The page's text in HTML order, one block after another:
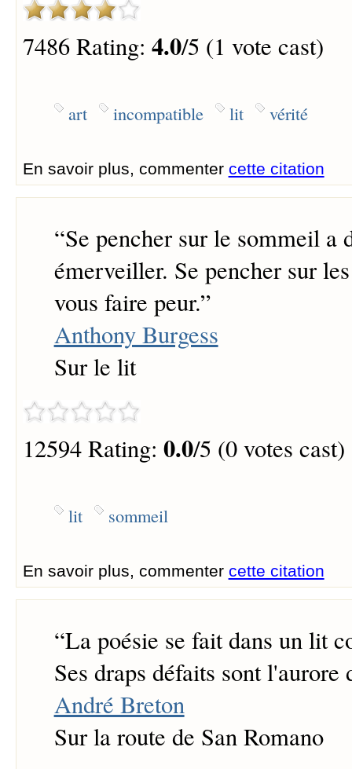
7486 Rating: 4.0/5 (1 vote cast)
art incompatible lit vérité
En savoir plus, commenter cette citation
“Se pencher sur le sommeil a
émerveiller. Se pencher sur
vous faire peur.”
Anthony Burgess
Sur le lit
12594 Rating: 0.0/5 (0 votes cast)
lit sommeil
En savoir plus, commenter cette citation
“La poésie se fait dans un lit
Ses draps défaits sont l'aurore
André Breton
Sur la route de San Romano